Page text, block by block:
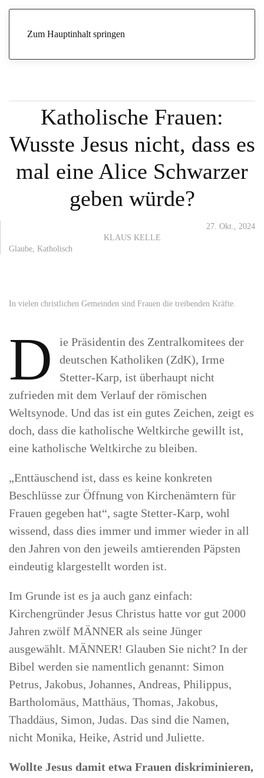
Zum Hauptinhalt springen
dass es mal eine Alice Schwarzer geben würde?
Katholische Frauen:
Wusste Jesus nicht, dass es
mal eine Alice Schwarzer
geben würde?
27. Okt., 2024
KLAUS KELLE
Glaube, Katholisch
In vielen christlichen Gemeinden sind Frauen die treibenden Kräfte.
D
ie Präsidentin des Zentralkomitees der
deutschen Katholiken (ZdK), Irme
Stetter-Karp, ist überhaupt nicht
zufrieden mit dem Verlauf der römischen
Weltsynode. Und das ist ein gutes Zeichen, zeigt es
doch, dass die katholische Weltkirche gewillt ist,
eine katholische Weltkirche zu bleiben.
„Enttäuschend ist, dass es keine konkreten
Beschlüsse zur Öffnung von Kirchenämtern für
Frauen gegeben hat“, sagte Stetter-Karp, wohl
wissend, dass dies immer und immer wieder in all
den Jahren von den jeweils amtierenden Päpsten
eindeutig klargestellt worden ist.
Im Grunde ist es ja auch ganz einfach:
Kirchengründer Jesus Christus hatte vor gut 2000
Jahren zwölf MÄNNER als seine Jünger
ausgewählt. MÄNNER! Glauben Sie nicht? In der
Bibel werden sie namentlich genannt: Simon
Petrus, Jakobus, Johannes, Andreas, Philippus,
Bartholomäus, Matthäus, Thomas, Jakobus,
Thaddäus, Simon, Judas. Das sind die Namen,
nicht Monika, Heike, Astrid und Juliette.
Wollte Jesus damit etwa Frauen diskriminieren,